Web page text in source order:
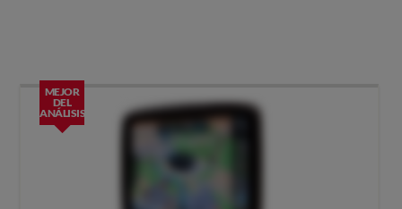
MEJOR
DEL
ANÁLISIS